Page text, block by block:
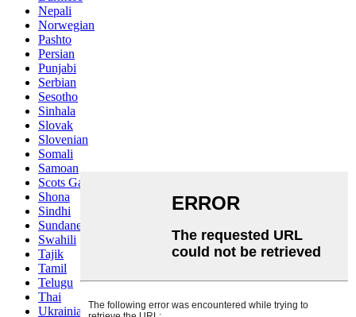
Nepali
Norwegian
Pashto
Persian
Punjabi
Serbian
Sesotho
Sinhala
Slovak
Slovenian
Somali
Samoan
Scots Gaelic
Shona
Sindhi
Sundanese
Swahili
Tajik
Tamil
Telugu
Thai
Ukrainian